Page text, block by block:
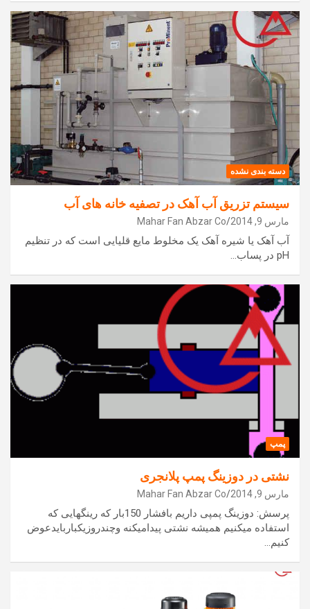
دسته بندی نشده
سیستم تزریق آب آهک در تصفیه خانه های آب
مارس 9, 2014 Mahar Fan Abzar Co
آب آهک یا شیره آهک یک مخلوط مایع قلیایی است که در تنظیم
pH در پساب…
پمپ
نشتی در دوزینگ پمپ پلانجری
مارس 9, 2014 Mahar Fan Abzar Co
پرسش: دوزینگ پمپی داریم بافشار 150بار که رینگهایی که
استفاده میکنیم همیشه نشتی پیدامیکنه وچندروزیکباربایدعوض
کنیم…